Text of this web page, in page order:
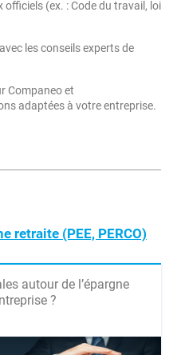
officiels (ex. : Code du travail, loi
les conseils experts de
Companeo et
adaptées à votre entreprise.
retraite (PEE, PERCO)
autour de l’épargne
?